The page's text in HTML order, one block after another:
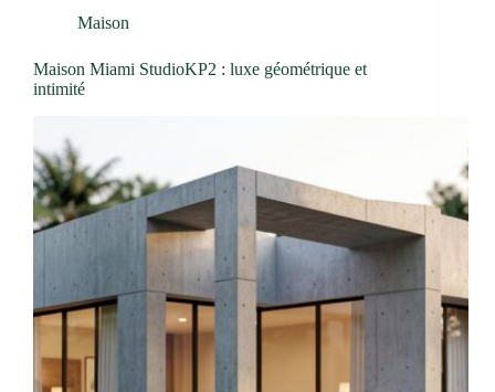
Maison
Maison Miami StudioKP2 : luxe géométrique et
intimité